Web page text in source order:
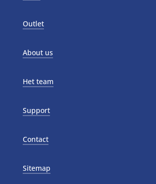
Outlet
About us
Het team
Support
Contact
Sitemap